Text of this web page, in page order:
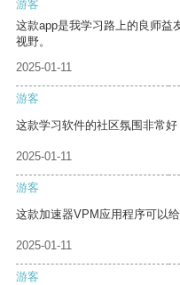
游客
这款app是我学习路上的良师益
视野。
2025-01-11
游客
这款学习软件的社区氛围非常好
2025-01-11
游客
这款加速器VPM应用程序可以
2025-01-11
游客